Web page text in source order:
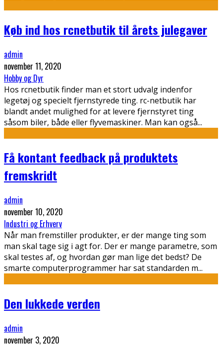
Køb ind hos rcnetbutik til årets julegaver
admin
november 11, 2020
Hobby og Dyr
Hos rcnetbutik finder man et stort udvalg indenfor
legetøj og specielt fjernstyrede ting. rc-netbutik har
blandt andet mulighed for at levere fjernstyret ting
såsom biler, både eller flyvemaskiner. Man kan også...
Få kontant feedback på produktets
fremskridt
admin
november 10, 2020
Industri og Erhverv
Når man fremstiller produkter, er der mange ting som
man skal tage sig i agt for. Der er mange parametre, som
skal testes af, og hvordan gør man lige det bedst? De
smarte computerprogrammer har sat standarden m...
Den lukkede verden
admin
november 3, 2020